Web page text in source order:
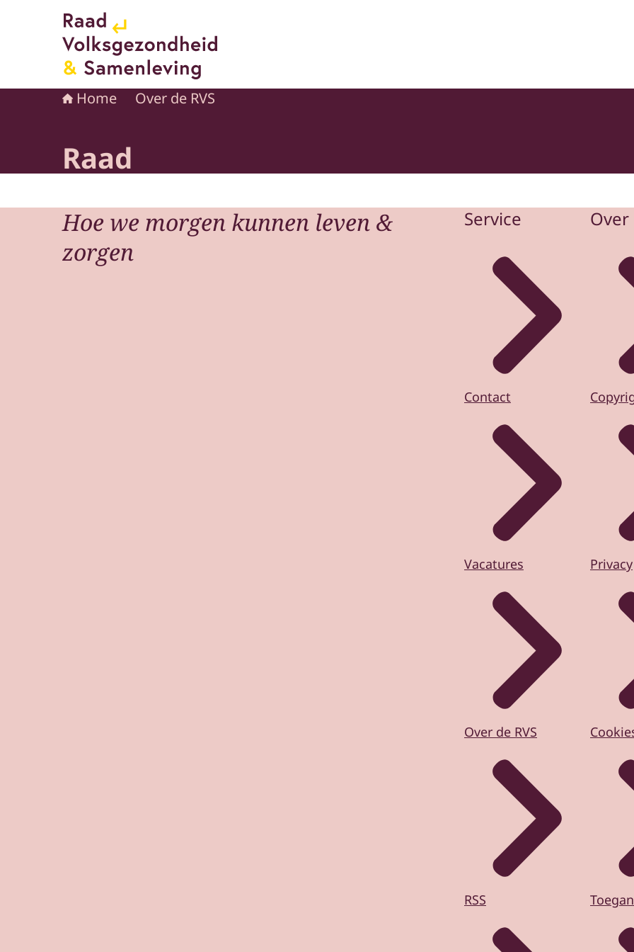
Naar de homepage van Raad voor Volksgezondheid en Samenleving
Home Over de RVS
Raad
Hoe we morgen kunnen leven &
zorgen
Service
Contact
Vacatures
Over de RVS
RSS
Privacy